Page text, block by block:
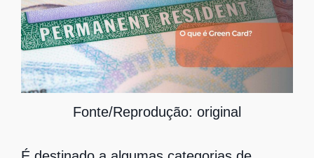
Fonte/Reprodução: original